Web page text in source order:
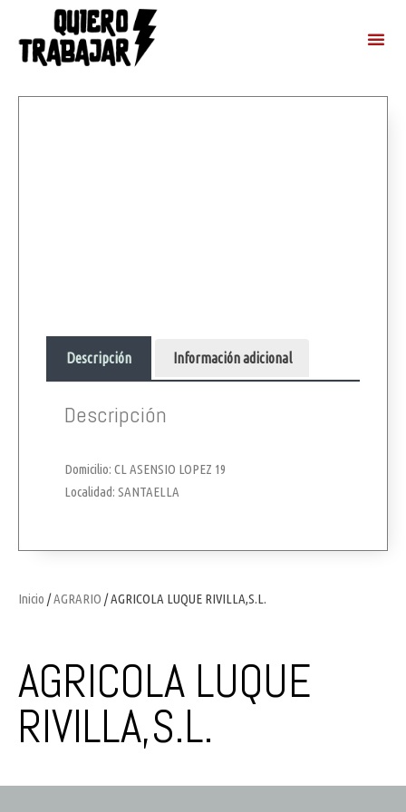
Inicio /AGRARIO / AGRICOLA LUQUE RIVILLA,S.L.
AGRICOLA LUQUE
RIVILLA,S.L.
Descripción Información adicional
Descripción
Domicilio: CL ASENSIO LOPEZ 19
Localidad: SANTAELLA